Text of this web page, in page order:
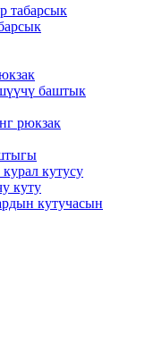
табарсык
баштык
рюкзак
кутусу
куту
кутучасын